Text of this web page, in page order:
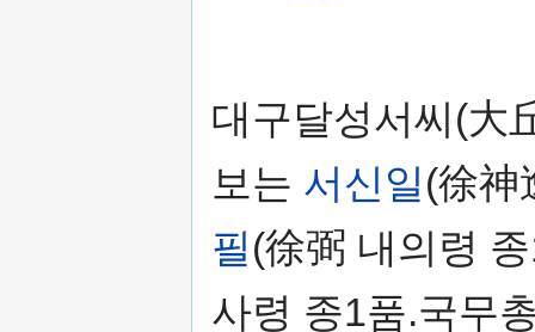
대구달성서씨(大
보는 서신일(徐神
필(徐弼 내의령
사령 종1품.국무